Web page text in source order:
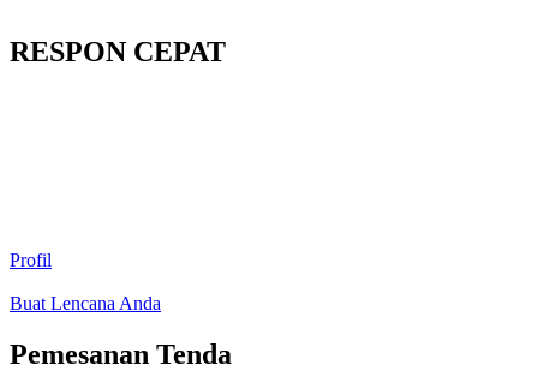
RESPON CEPAT
Profil
Buat Lencana Anda
Pemesanan Tenda